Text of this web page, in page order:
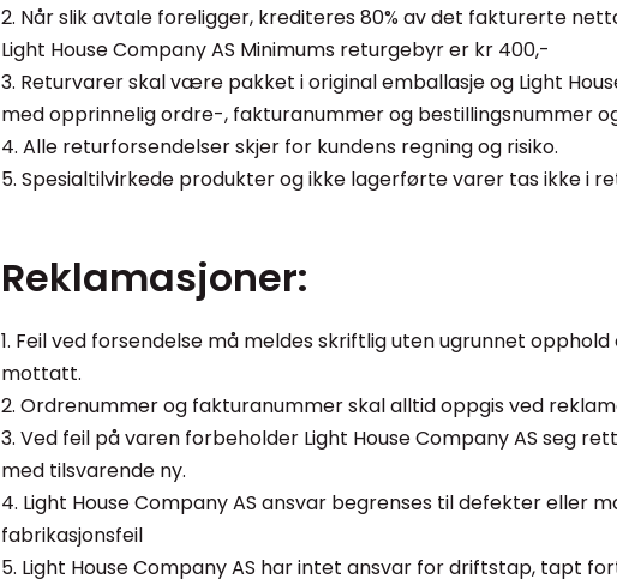
2. Når slik avtale foreligger, krediteres 80% av det fakturerte
Light House Company AS Minimums returgebyr er kr 400,-
3. Returvarer skal være pakket i original emballasje og Light
med opprinnelig ordre-, fakturanummer og bestillingsnummer
4. Alle returforsendelser skjer for kundens regning og risiko.
5. Spesialtilvirkede produkter og ikke lagerførte varer tas ikke i
Reklamasjoner:
1. Feil ved forsendelse må meldes skriftlig uten ugrunnet
mottatt.
2. Ordrenummer og fakturanummer skal alltid oppgis ved
3. Ved feil på varen forbeholder Light House Company AS seg
med tilsvarende ny.
4. Light House Company AS ansvar begrenses til defekter eller
fabrikasjonsfeil
5. Light House Company AS har intet ansvar for driftstap, tapt